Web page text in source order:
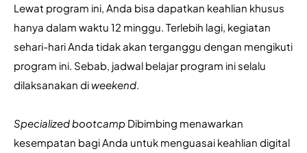
Lewat program ini, Anda bisa dapatkan keahlian khusus
hanya dalam waktu 12 minggu. Terlebih lagi, kegiatan
sehari-hari Anda tidak akan terganggu dengan mengikuti
program ini. Sebab, jadwal belajar program ini selalu
dilaksanakan di weekend.
Specialized bootcamp Dibimbing menawarkan
kesempatan bagi Anda untuk menguasai keahlian digital